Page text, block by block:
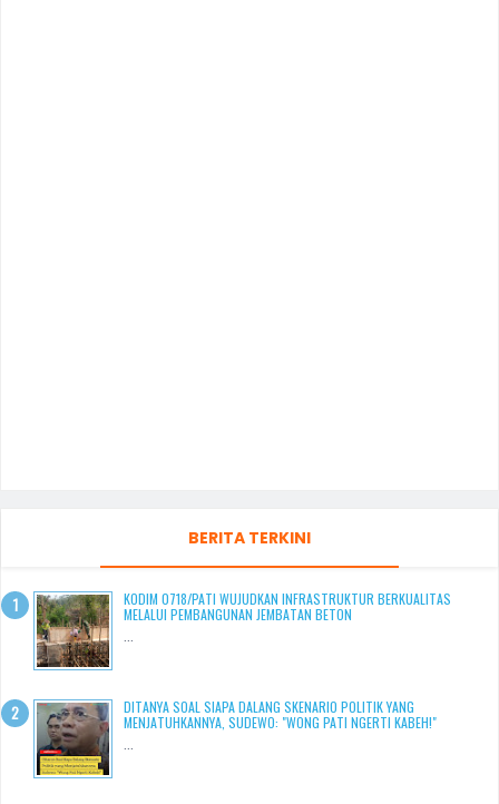
BERITA TERKINI
KODIM 0718/PATI WUJUDKAN INFRASTRUKTUR BERKUALITAS
MELALUI PEMBANGUNAN JEMBATAN BETON
DITANYA SOAL SIAPA DALANG SKENARIO POLITIK YANG
MENJATUHKANNYA, SUDEWO: "WONG PATI NGERTI KABEH!"